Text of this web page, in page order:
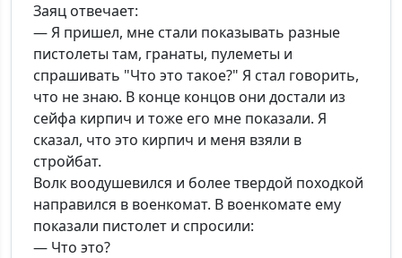
Заяц отвечает:
— Я пришел, мне стали показывать разные
пистолеты там, гранаты, пулеметы и
спрашивать "Что это такое?" Я стал говорить,
что не знаю. В конце концов они достали из
сейфа кирпич и тоже его мне показали. Я
сказал, что это кирпич и меня взяли в
стройбат.
Волк воодушевился и более твердой походкой
направился в военкомат. В военкомате ему
показали пистолет и спросили:
— Что это?